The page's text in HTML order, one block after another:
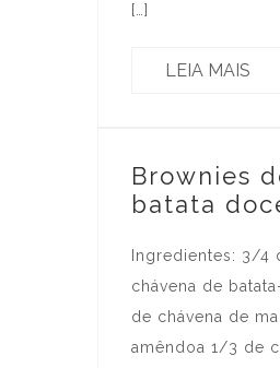
[…]
LEIA MAIS
Brownies
batata
Ingredientes: 3/4
chávena de
de chávena de
amêndoa 1/3 de